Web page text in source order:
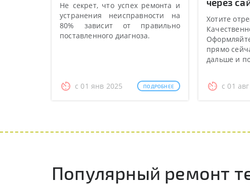
Не секрет, что успех ремонта и
устранения неисправности на
80% зависит от правильно
поставленного диагноза.
с 01 янв 2025 ПОДРОБНЕЕ
Хотите
прямо
дальше и
с 01
Популярный ремонт